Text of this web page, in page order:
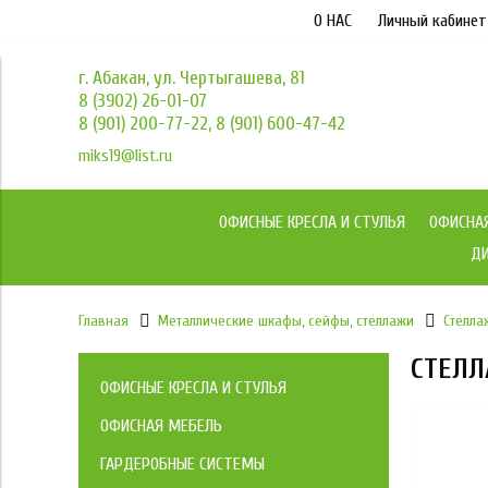
О НАС Личный кабинет
г. Абакан, ул. Чертыгашева, 81
8 (3902) 26-01-07
8 (901) 200-77-22, 8 (901) 600-47-42
miks19@list.ru
ОФИСНЫЕ КРЕСЛА И СТУЛЬЯ
Главная Металлические шкафы, сейфы, стеллажи
ОФИСНЫЕ КРЕСЛА И СТУЛЬЯ
Коллекция кресел МКС
Кресла Йога / YOGA
ОФИСНАЯ МЕБЕЛЬ
Мебель для персонала
ГАРДЕРОБНЫЕ СИСТЕМЫ